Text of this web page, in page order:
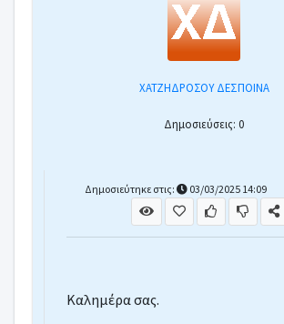
ΧΑΤΖΗΔΡΟΣΟΥ ΔΕΣΠΟΙΝΑ
Δημοσιεύσεις: 0
Δημοσιεύτηκε στις: 03/03/2025 14:09
Καλημέρα σας.